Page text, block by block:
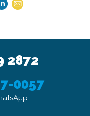
2872
0057